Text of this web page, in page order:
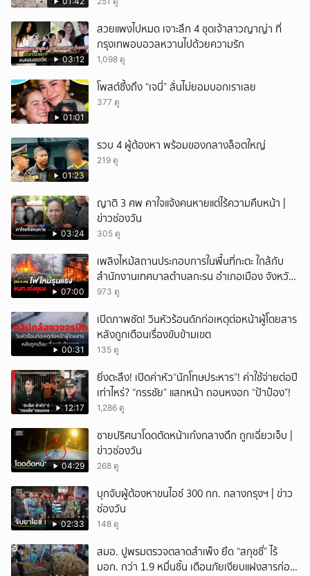
03:12
สวยแพงไปหมด เจาะลึก 4 ชุดเจ้าสาวญาญ่า ที่
กรุงเทพอบอวลหวานไปด้วยความรัก
1,098 ดู
01:01
โพสต์ซึ้งถึง “เจนี่” ลั่นไม่ยอมบอกเราเลย
377 ดู
01:23
รวบ 4 ผู้ต้องหา พร้อมของกลางล็อตใหญ่
219 ดู
03:24
ญาติ 3 ศพ คาใจแจ้งคนหายแต่ไร้ความคืบหน้า |
ข่าวช่องวัน
305 ดู
07:00
เพลิงไหม้สถานประกอบการในพื้นที่กะตะ ใกล้กับ
สำนักงานเทศบาลตำบลกะรน อำเภอเมือง จังหวัด
ภูเก็ต
973 ดู
00:31
เปิดภาพชัด! วินหัวร้อนดักก่อเหตุต่อหน้าผู้โดยสาร
หลังถูกเตือนเรื่องขับข้ามเขต
135 ดู
12:17
ยิ่งตะลึง! เปิดค่าหัว“นักโทษประหาร”! ค่าใช้จ่ายต่อปี
เท่าไหร่? “กรรชัย” แสกหน้า ถอนหงอก “ป้าป๋อง”!
1,286 ดู
04:29
ชายปริศนาโดดตัดหน้าเก๋งกลางดึก ถูกเฉี่ยวเจ็บ |
ข่าวช่องวัน
268 ดู
02:33
บุกจับผู้ต้องหาขนไอซ์ 300 กก. กลางกรุงฯ | ข่าว
ช่องวัน
148 ดู
สมอ. ปูพรมตรวจตลาดสำเพ็ง ยึด “สกุชชี่” ไร้
มอก. กว่า 1.9 หมื่นชิ้น เตือนภัยเงียบแฝงสารก่อ